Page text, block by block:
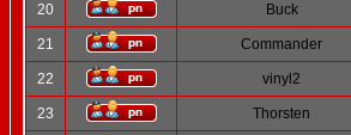
20 Buck
21 Commander
22 vinyl2
23 Thorsten